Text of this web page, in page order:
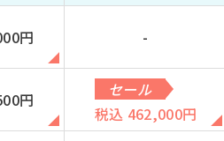
円 -
円
セール
税込 462,000円